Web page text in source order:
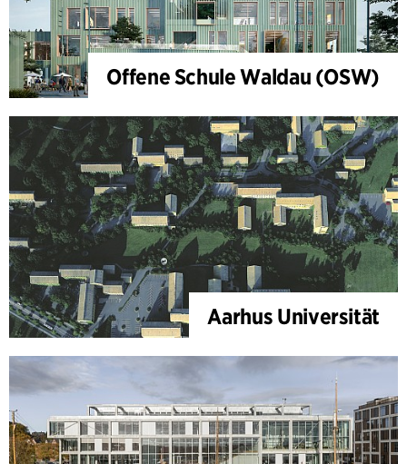
Offene Schule Waldau (OSW)
Aarhus Universität